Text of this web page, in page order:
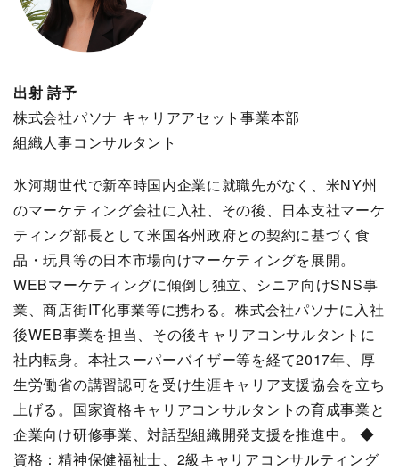
出射 詩予
株式会社パソナ キャリアアセット事業本部
組織人事コンサルタント
氷河期世代で新卒時国内企業に就職先がなく、米NY州
のマーケティング会社に入社、その後、日本支社マーケ
ティング部長として米国各州政府との契約に基づく食
品・玩具等の日本市場向けマーケティングを展開。
WEBマーケティングに傾倒し独立、シニア向けSNS事
業、商店街IT化事業等に携わる。株式会社パソナに入社
後WEB事業を担当、その後キャリアコンサルタントに
社内転身。本社スーパーバイザー等を経て2017年、厚
生労働省の講習認可を受け生涯キャリア支援協会を立ち
上げる。国家資格キャリアコンサルタントの育成事業と
企業向け研修事業、対話型組織開発支援を推進中。 ◆
資格：精神保健福祉士、2級キャリアコンサルティング